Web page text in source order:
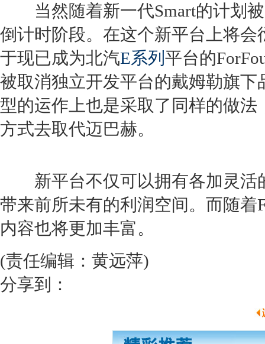
当然随着新一代Smart的计划
倒计时阶段。在这个新平台上将会
于现已成为北汽E系列 平台的
被取消独立开发平台的戴姆勒旗下
型的运作上也是采取了同样的做法
方式去取代迈巴赫。
新平台不仅可以拥有各加灵活
带来前所未有的利润空间。而随着
内容也将更加丰富。
(责任编辑：黄远萍)
分享到：